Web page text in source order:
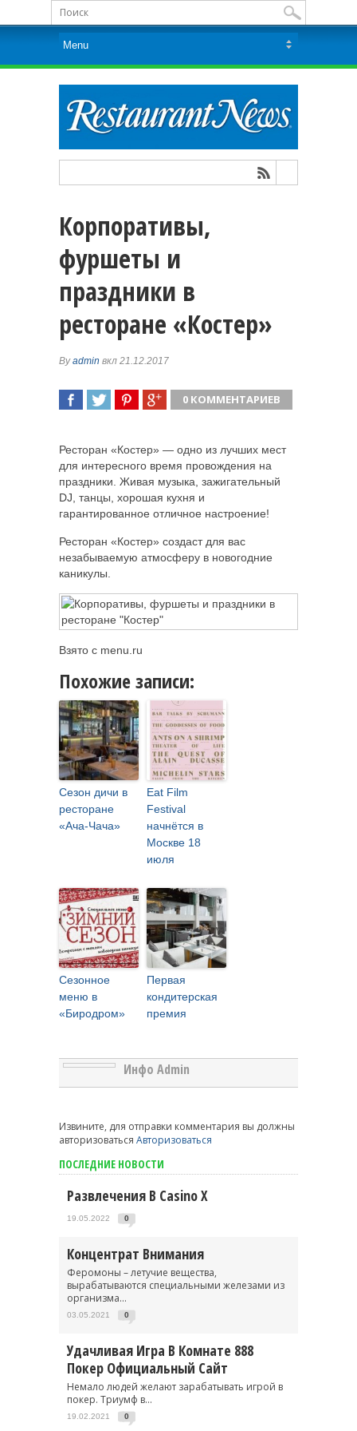
Корпоративы,
фуршеты и
праздники в
ресторане «Костер»
Byadmin вкл 21.12.2017
0 КОММЕНТАРИЕВ
Ресторан «Костер» — одно из лучших мест
для интересного время провождения на
праздники. Живая музыка, зажигательный
DJ, танцы, хорошая кухня и
гарантированное отличное настроение!
Ресторан «Костер» создаст для вас
незабываемую атмосферу в новогодние
каникулы.
Взято с menu.ru
Похожие записи:
Сезон дичи в
ресторане
«Ача-Чача»
Eat Film
Festival
начнётся в
Москве 18
июля
Сезонное
меню в
«Биродром»
Первая
кондитерская
премия
Инфо Admin
Извините, для отправки комментария вы должны
авторизоваться Авторизоваться
ПОСЛЕДНИЕ НОВОСТИ
Развлечения В Casino X
19.05.2022 0
Концентрат Внимания
Феромоны – летучие вещества,
вырабатываются специальными железами из
организма...
03.05.2021 0
Удачливая Игра В Комнате 888
Покер Официальный Сайт
Немало людей желают зарабатывать игрой в
покер. Триумф в...
19.02.2021 0